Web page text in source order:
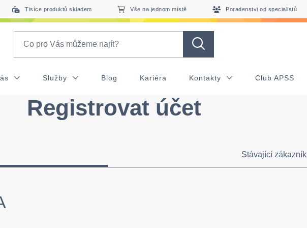
Tisíce produktů skladem Vše na jednom místě Poradenstvi od specialistů
Služby Blog Kariéra Kontakty Club APSS
Registrovat účet
Stávající zákazník